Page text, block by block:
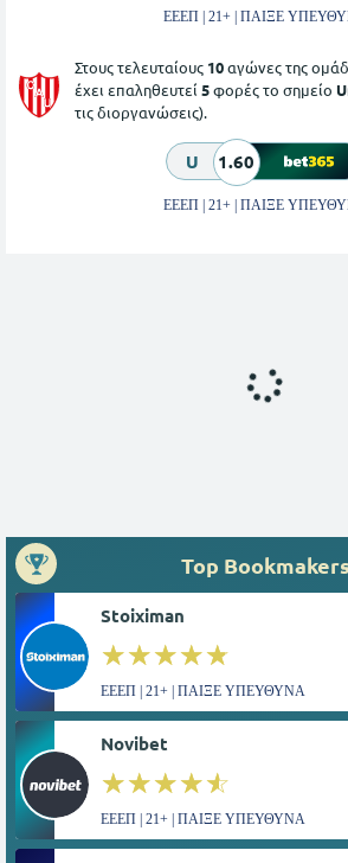
ΕΕΕΠ | 21+ | ΠΑΙΞΕ
Στους τελευταίους 10αγώνες της
έχει επαληθευτεί 5φορές το σημείο
τις διοργανώσεις).
U 1.60
ΕΕΕΠ | 21+ | ΠΑΙΞΕ
Top Bookmakers
Stoiximan
☆☆☆☆☆
★★★★★
ΕΕΕΠ | 21+ | ΠΑΙΞΕ ΥΠΕΥΘΥΝΑ
Novibet
☆☆☆☆☆
★★★★★
ΕΕΕΠ | 21+ | ΠΑΙΞΕ ΥΠΕΥΘΥΝΑ